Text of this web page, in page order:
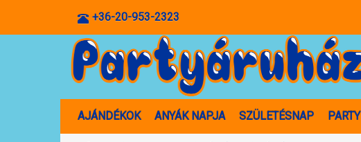
+36-20-953-2323
AJÁNDÉKOK ANYÁK NAPJA SZÜLETÉSNAP PARTY